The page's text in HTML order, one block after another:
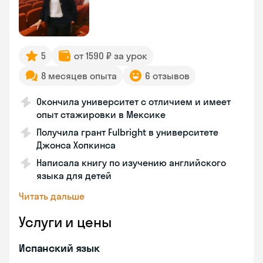
5
от 1590 ₽ за урок
8 месяцев опыта
6 отзывов
Окончила университет с отличием и имеет
опыт стажировки в Мексике
Получила грант Fulbright в университете
Джонса Хопкинса
Написала книгу по изучению английского
языка для детей
Читать дальше
Услуги и цены
Испанский язык